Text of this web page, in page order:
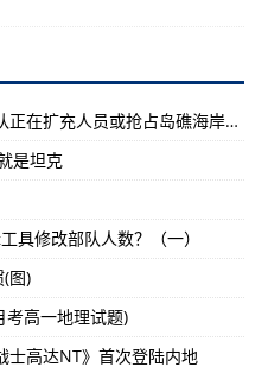
外媒：中国人民解放军海军陆战队正在扩充人员或抢占岛礁海岸防御(图)
是坦克
具修改部队人数？（一）
图)
高一地理试题)
士高达NT》首次登陆内地